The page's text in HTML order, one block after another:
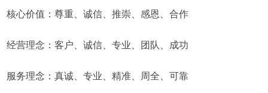
核心价值：尊重、诚信、推崇、感恩、合作
经营理念：客户、诚信、专业、团队、成功
服务理念：真诚、专业、精准、周全、可靠